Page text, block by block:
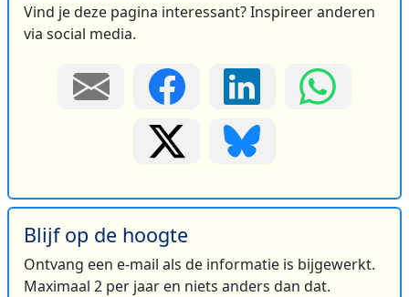
Vind je deze pagina interessant? Inspireer anderen
via social media.
Blijf op de hoogte
Ontvang een e-mail als de informatie is bijgewerkt.
Maximaal 2 per jaar en niets anders dan dat.